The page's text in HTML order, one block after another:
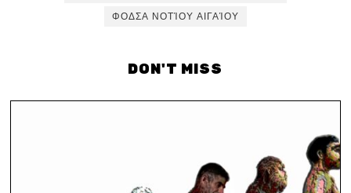
ΦΟΔΣΑ ΝΟΤΊΟΥ ΑΙΓΑΊΟΥ
DON'T MISS